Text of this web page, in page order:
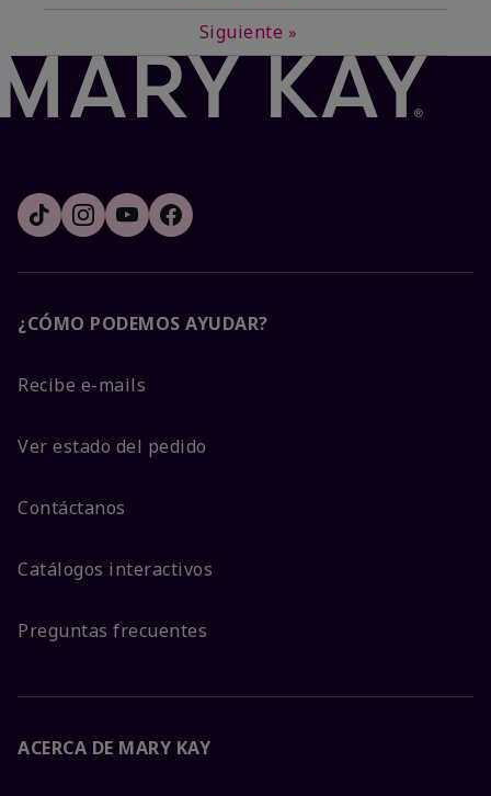
Siguiente »
¿CÓMO PODEMOS AYUDAR?
Recibe e-mails
Ver estado del pedido
Contáctanos
Catálogos interactivos
Preguntas frecuentes
ACERCA DE MARY KAY